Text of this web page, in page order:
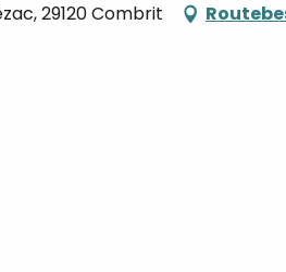
29120 Combrit